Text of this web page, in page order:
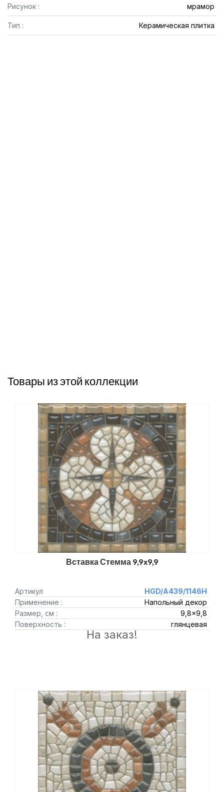
Рисунок : мрамор
Тип : Керамическая плитка
Товары из этой коллекции
Вставка Стемма 9,9x9,9
Артикул
HGD/A439/1146H
Применение :
Напольный декор
Размер, см :
9,8x9,8
Поверхность :
глянцевая
На заказ!